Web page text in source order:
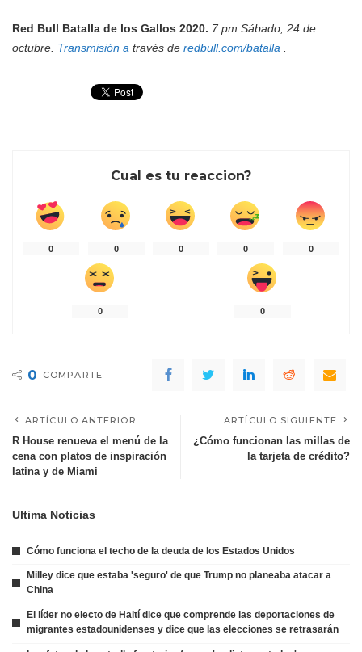
Red Bull Batalla de los Gallos 2020. 7 pm Sábado, 24 de
octubre. Transmisión a través de redbull.com/batalla
Cual es tu reaccion?
0 0 0 0 0
0 0
0 COMPARTE
ARTÍCULO ANTERIOR
R House renueva el menú de la
cena con platos de inspiración
latina y de Miami
ARTÍCULO SIGUIENTE
¿Cómo funcionan las millas de
la tarjeta de crédito?
Ultima Noticias
Cómo funciona el techo de la deuda de los Estados Unidos
Milley dice que estaba 'seguro' de que Trump no planeaba atacar a
China
El líder no electo de Haití dice que comprende las deportaciones de
migrantes estadounidenses y dice que las elecciones se retrasarán